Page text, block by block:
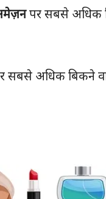
पर सबसे अधिक
अधिक बिकने